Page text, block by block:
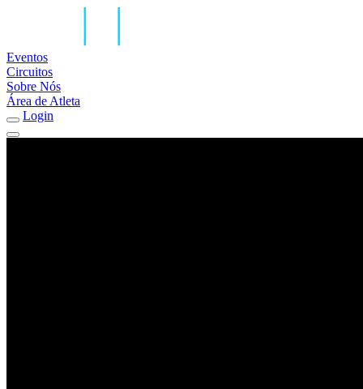
Eventos
Circuitos
Sobre Nós
Área de Atleta
Login